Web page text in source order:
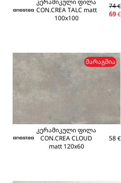
კერამიკული ფილა
CON.CREA TALC matt
100x100
74€
69€
ᲛᲐᲠᲐᲒᲨᲘᲐ
კერამიკული ფილა
CON.CREA CLOUD
matt 120x60
58€